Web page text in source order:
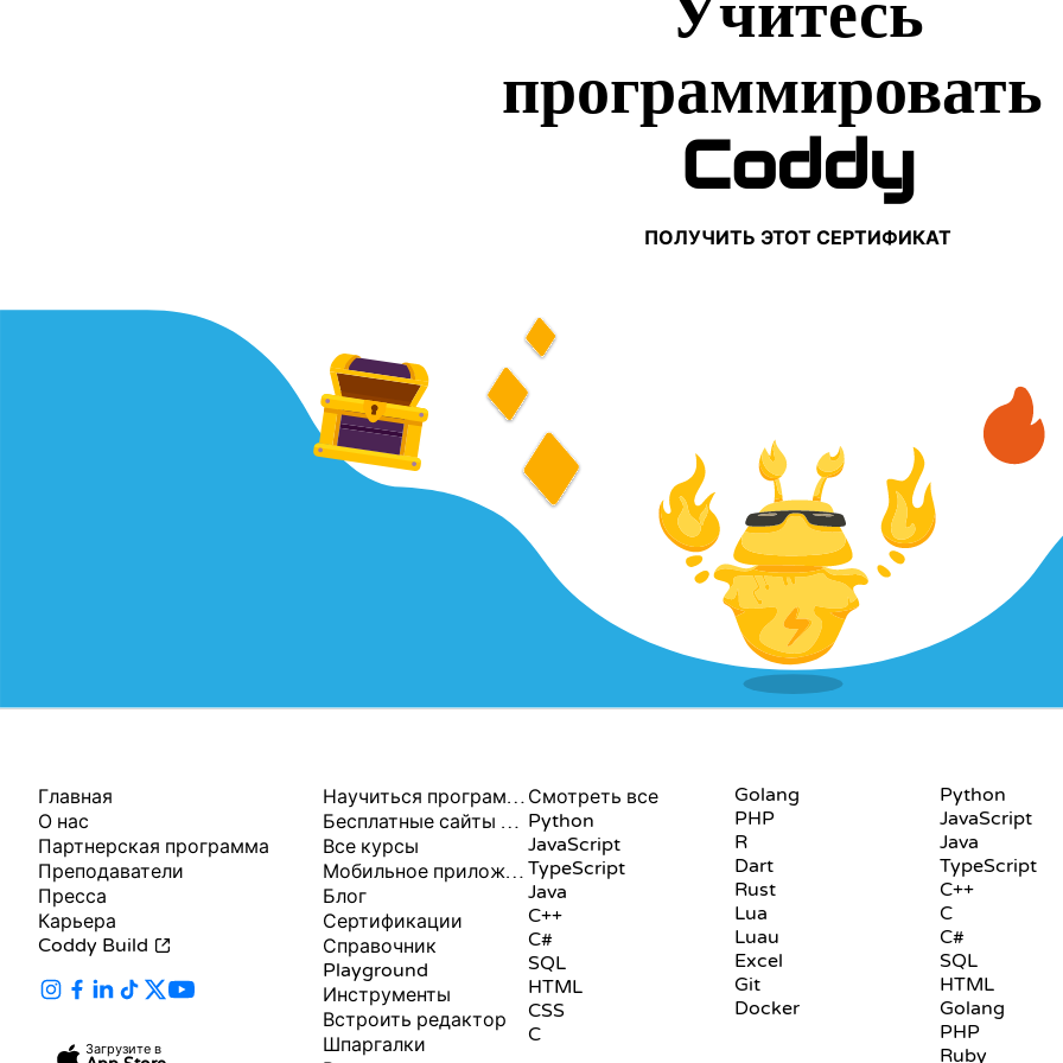
программировать
Coddy
ПОЛУЧИТЬ ЭТОТ СЕРТИФИКАТ
Главная
О нас
Партнерская программа
Преподаватели
Пресса
Карьера
Coddy Build
Загрузите в
Научиться программировать
Бесплатные сайты для программирования
Все курсы
Мобильное приложение
Блог
Сертификации
Справочник
Playground
Инструменты
Встроить редактор
Шпаргалки
Смотреть все
Python
JavaScript
TypeScript
Java
C++
C#
SQL
HTML
CSS
C
Golang
PHP
R
Dart
Rust
Lua
Luau
Excel
Git
Docker
Python
JavaScript
Java
TypeScript
C++
C
C#
SQL
HTML
Golang
PHP
Ruby